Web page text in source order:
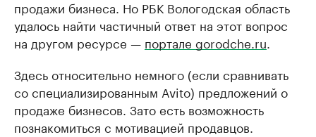
продажи бизнеса. Но РБК Вологодская область
удалось найти частичный ответ на этот вопрос
на другом ресурсе — портале gorodche.ru
Здесь относительно немного (если сравнивать
со специализированным Avito) предложений о
продаже бизнесов. Зато есть возможность
познакомиться с мотивацией продавцов.